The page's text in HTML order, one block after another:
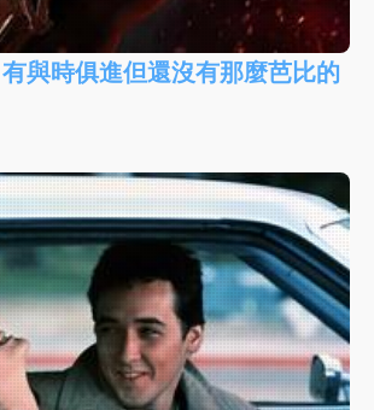
有與時俱進但還沒有那麼芭比的